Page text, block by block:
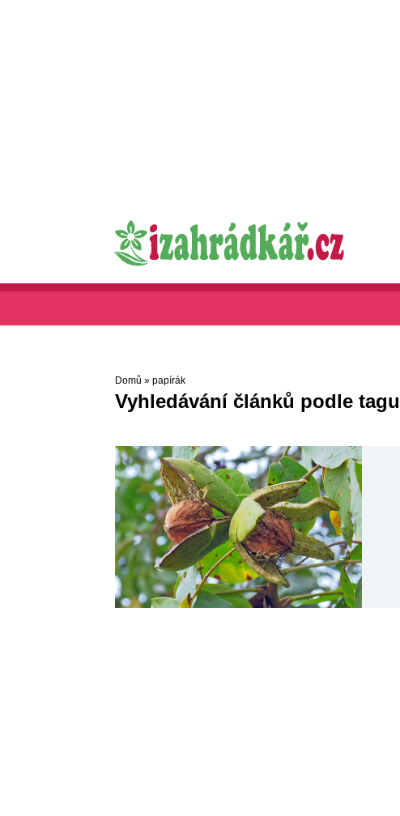
Domů » papírák
Vyhledávání článků podle tagu